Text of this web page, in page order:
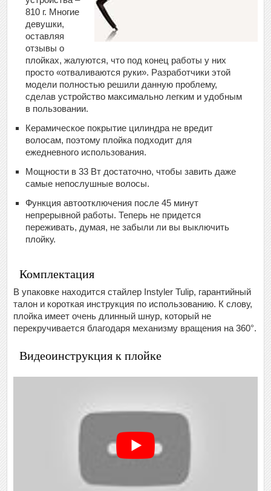
810 г. Многие
девушки,
оставляя
отзывы о
плойках, жалуются, что под конец работы у них
просто «отваливаются руки». Разработчики этой
модели полностью решили данную проблему,
сделав устройство максимально легким и удобным
в пользовании.
Керамическое покрытие цилиндра не вредит
волосам, поэтому плойка подходит для
ежедневного использования.
Мощности в 33 Вт достаточно, чтобы завить даже
самые непослушные волосы.
Функция автоотключения после 45 минут
непрерывной работы. Теперь не придется
переживать, думая, не забыли ли вы выключить
плойку.
Комплектация
В упаковке находится стайлер Instyler Tulip, гарантийный
талон и короткая инструкция по использованию. К слову,
плойка имеет очень длинный шнур, который не
перекручивается благодаря механизму вращения на 360°.
Видеоинструкция к плойке